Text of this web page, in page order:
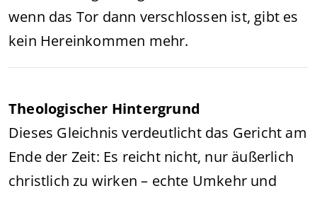
wenn das Tor dann verschlossen ist, gibt es
kein Hereinkommen mehr.
Theologischer Hintergrund
Dieses Gleichnis verdeutlicht das Gericht am
Ende der Zeit: Es reicht nicht, nur äußerlich
christlich zu wirken – echte Umkehr und